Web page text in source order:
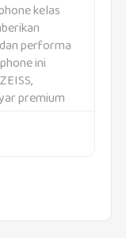
kelas
performa
ini
premium
Kamera